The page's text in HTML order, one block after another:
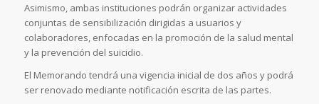
Asimismo, ambas instituciones podrán organizar actividades
conjuntas de sensibilización dirigidas a usuarios y
colaboradores, enfocadas en la promoción de la salud mental
y la prevención del suicidio.
El Memorando tendrá una vigencia inicial de dos años y podrá
ser renovado mediante notificación escrita de las partes.